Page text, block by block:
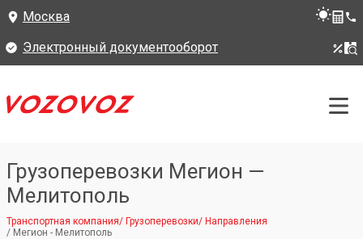
Москва
Электронный документооборот
Грузоперевозки Мегион —
Мелитополь
Транспортная компания/ Грузоперевозки/ Направления
/ Мегион - Мелитополь